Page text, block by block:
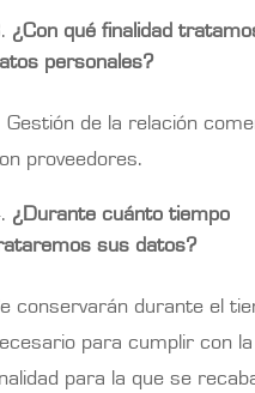
¿Con qué finalidad
personales?
Gestión de la relación
proveedores.
¿Durante cuánto tiempo
sus datos?
conservarán durante el
para cumplir con la
para la que se